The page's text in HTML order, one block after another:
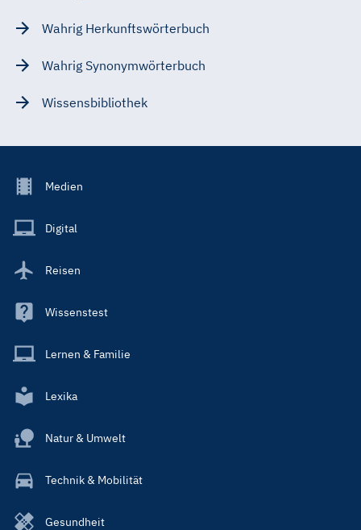
Wahrig Herkunftswörterbuch
Wahrig Synonymwörterbuch
Wissensbibliothek
Footer
Main
Medien
Digital
Reisen
Wissenstest
Lernen & Familie
Lexika
Natur & Umwelt
Technik & Mobilität
Gesundheit